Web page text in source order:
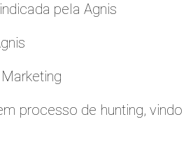
pela Agnis
processo de hunting, vindo